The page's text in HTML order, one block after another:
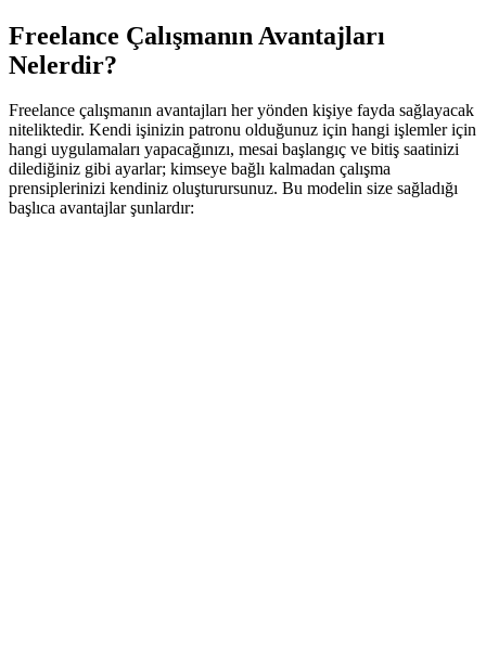
Freelance Çalışmanın Avantajları
Nelerdir?
Freelance çalışmanın avantajları her yönden kişiye fayda sağlayacak
niteliktedir. Kendi işinizin patronu olduğunuz için hangi işlemler için
hangi uygulamaları yapacağınızı, mesai başlangıç ve bitiş saatinizi
dilediğiniz gibi ayarlar; kimseye bağlı kalmadan çalışma
prensiplerinizi kendiniz oluşturursunuz. Bu modelin size sağladığı
başlıca avantajlar şunlardır: